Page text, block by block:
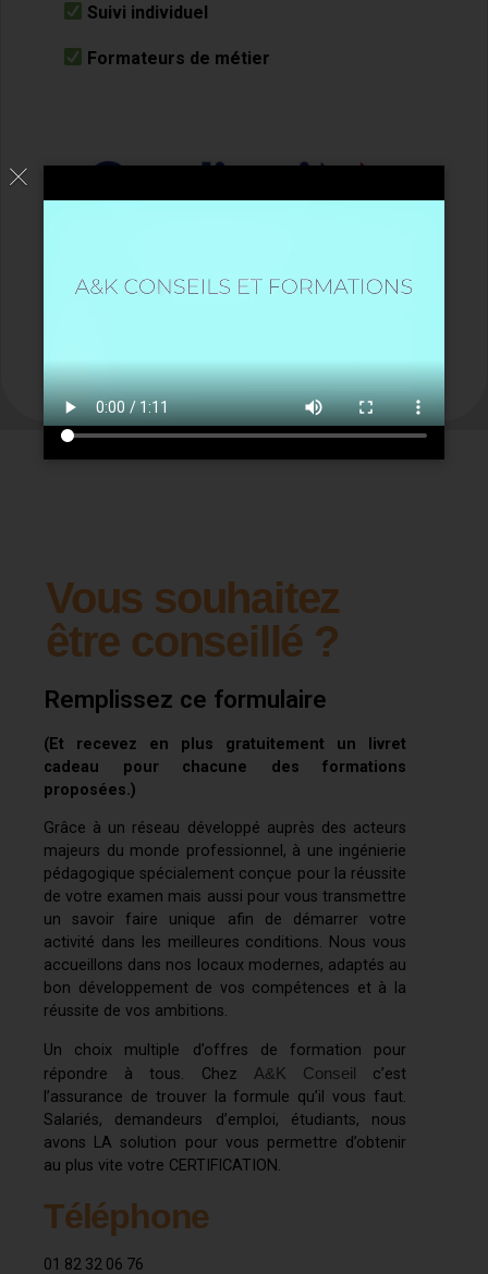
Suivi individuel
Formateurs de métier
Vous souhaitez
être conseillé ?
Remplissez ce formulaire
(Et recevez en plus gratuitement un livret
cadeau pour chacune des formations
proposées.)
Grâce à un réseau développé auprès des acteurs
majeurs du monde professionnel, à une ingénierie
pédagogique spécialement conçue pour la réussite
de votre examen mais aussi pour vous transmettre
un savoir faire unique afin de démarrer votre
activité dans les meilleures conditions. Nous vous
accueillons dans nos locaux modernes, adaptés au
bon développement de vos compétences et à la
réussite de vos ambitions.
Un choix multiple d’offres de formation pour
répondre à tous. Chez A&K Conseil c’est
l’assurance de trouver la formule qu’il vous faut.
Salariés, demandeurs d’emploi, étudiants, nous
avons LA solution pour vous permettre d’obtenir
au plus vite votre CERTIFICATION.
Téléphone
01 82 32 06 76